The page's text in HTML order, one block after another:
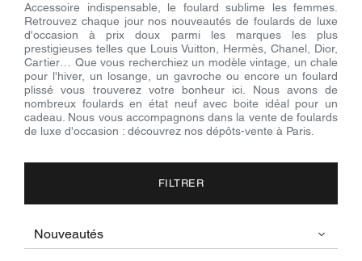
Accessoire indispensable, le foulard sublime les femmes.
Retrouvez chaque jour nos nouveautés de foulards de luxe
d'occasion à prix doux parmi les marques les plus
prestigieuses telles que Louis Vuitton, Hermès, Chanel, Dior,
Cartier… Que vous recherchiez un modèle vintage, un chale
pour l'hiver, un losange, un gavroche ou encore un foulard
plissé vous trouverez votre bonheur ici. Nous avons de
nombreux foulards en état neuf avec boite idéal pour un
cadeau. Nous vous accompagnons dans la vente de foulards
de luxe d'occasion : découvrez nos dépôts-vente à Paris.
FILTRER